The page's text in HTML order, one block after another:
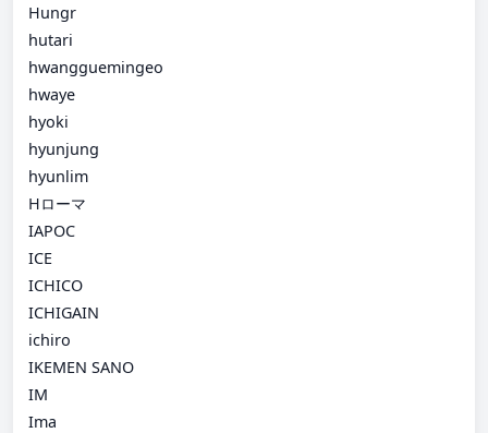
Hungr
hutari
hwangguemingeo
hwaye
hyoki
hyunjung
hyunlim
Hローマ
IAPOC
ICE
ICHICO
ICHIGAIN
ichiro
IKEMEN SANO
IM
Ima